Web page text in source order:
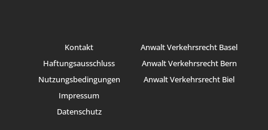
Kontakt
Haftungsausschluss
Nutzungsbedingungen
Impressum
Datenschutz
Anwalt Verkehrsrecht Basel
Anwalt Verkehrsrecht Bern
Anwalt Verkehrsrecht Biel